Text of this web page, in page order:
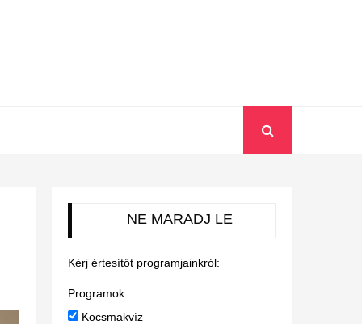
NE MARADJ LE
Kérj értesítőt programjainkról:
Programok
Kocsmakvíz